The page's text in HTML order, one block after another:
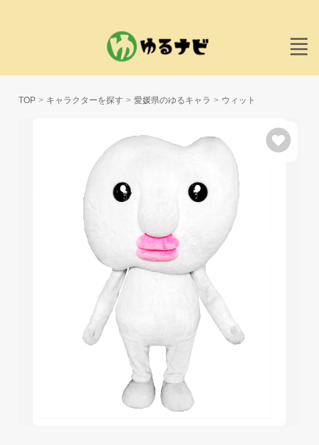
TOP キャラクターを探す 愛媛県のゆるキャラ ウィット